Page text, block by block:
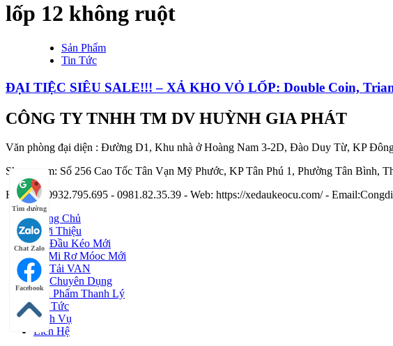
lốp 12 không ruột
Sản Phẩm
Tin Tức
ĐẠI TIỆC SIÊU SALE!!! – XẢ KHO VỎ LỐP: Double Coin,
CÔNG TY TNHH TM DV HUỲNH GIA PHÁT
Văn phòng đại diện : Đường D1, Khu nhà ở Hoàng Nam 3-2D, Đào Duy Từ, KP
Showroom: Số 256 Cao Tốc Tân Vạn Mỹ Phước, KP Tân Phú 1, Phường Tân Bình,
Hotline : 0932.795.695 - 0981.82.35.39 - Web: https://xedaukeocu.com/ -
Tìm đường
Chat Zalo
Facebook
Trang Chủ
Giới Thiệu
Xe Đầu Kéo Mới
Sơ Mi Rơ Móoc Mới
Xe Tải VAN
Xe Chuyên Dụng
Sản Phẩm Thanh Lý
Tin Tức
Dịch Vụ
Liên Hệ